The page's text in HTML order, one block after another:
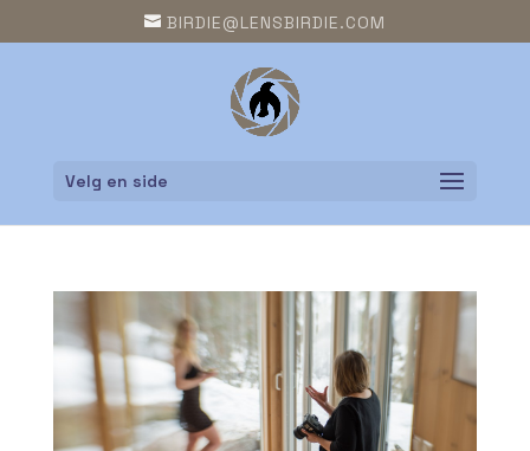
BIRDIE@LENSBIRDIE.COM
Velg en side